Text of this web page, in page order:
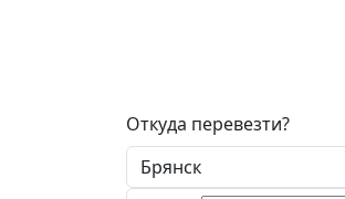
Откуда перевезти?